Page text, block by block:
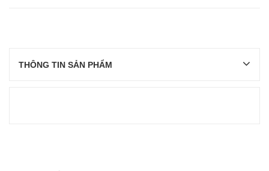
THÔNG TIN SẢN PHẨM